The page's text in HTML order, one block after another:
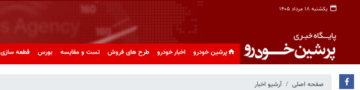
یکشنبه ۱۸ مرداد ۱۴۰۵
پرشین خودرو اخبار خودرو طرح های فروش تست و مقایسه بورس قطعه سازی
صفحه اصلی آرشیو اخبار